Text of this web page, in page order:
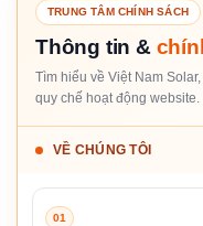
TRUNG TÂM CHÍNH SÁCH
Thông tin &
Tìm hiểu về Việt Nam
quy chế hoạt động website.
VỀ CHÚNG TÔI
01